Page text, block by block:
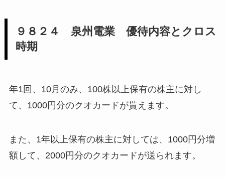
９８２４ 泉州電業 優待内容とクロス
時期
年1回、10月のみ、100株以上保有の株主に対し
て、1000円分のクオカードが貰えます。
また、1年以上保有の株主に対しては、1000円分増
額して、2000円分のクオカードが送られます。